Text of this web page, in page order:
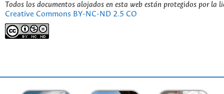
Todos los documentos alojados en esta web están protegidos por la
Creative Commons BY-NC-ND 2.5 CO